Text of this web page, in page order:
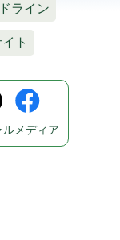
ライン
ト
ルメディア